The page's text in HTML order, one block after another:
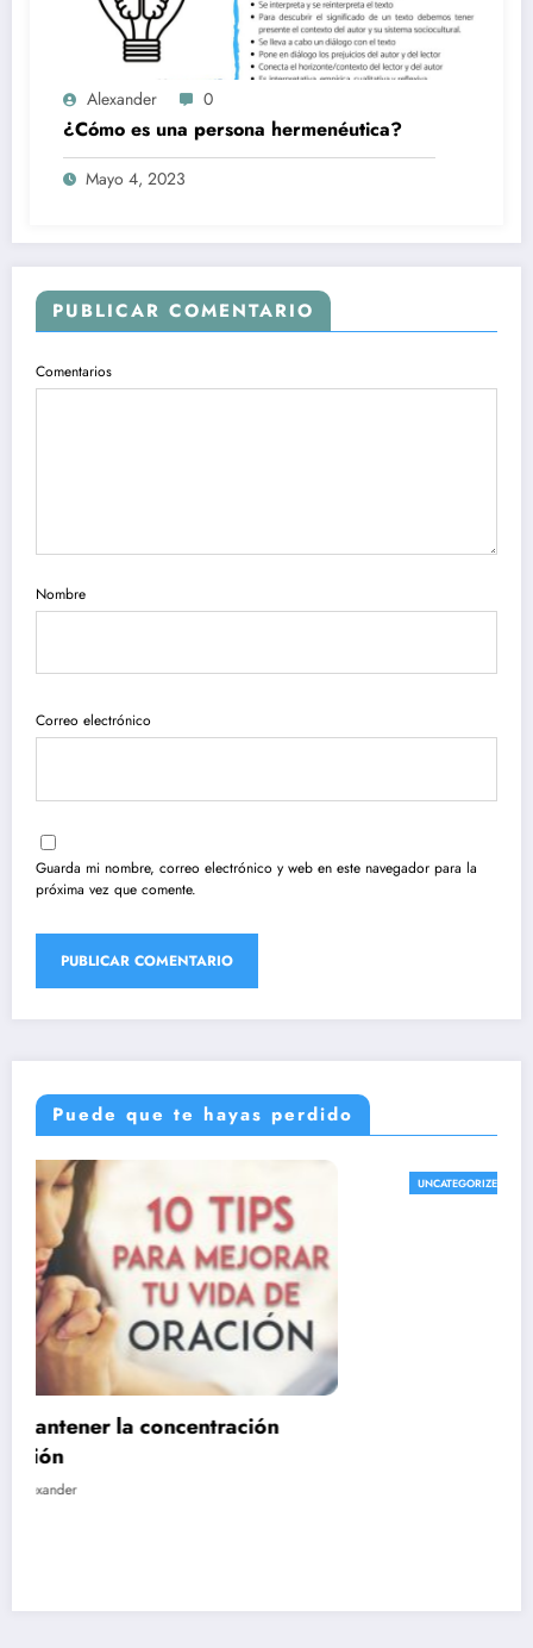
Alexander 0
¿Cómo es una persona hermenéutica?
Mayo 4, 2023
PUBLICAR COMENTARIO
Comentarios
Nombre
Correo electrónico
Guarda mi nombre, correo electrónico y web en este navegador para la
próxima vez que comente.
Puede que te hayas perdido
UNCATEGORIZED